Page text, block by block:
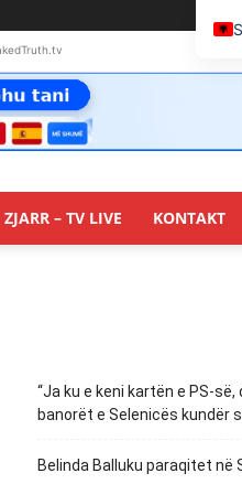
ZJARR – TV LIVE KONTAKT
“Ja ku e keni kartën e PS-
banorët e Selenicës kundër
Belinda Balluku paraqitet në